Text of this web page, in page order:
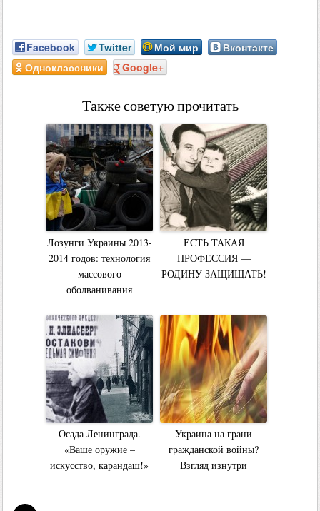
Facebook Twitter Мой мир
Вконтакте
Одноклассники
Google+
Также советую прочитать
Лозунги Украины 2013-
2014 годов: технология
массового
оболванивания
ЕСТЬ ТАКАЯ
ПРОФЕССИЯ —
РОДИНУ ЗАЩИЩАТЬ!
Осада Ленинграда.
«Ваше оружие –
искусство, карандаш!»
Украина на грани
гражданской войны?
Взгляд изнутри